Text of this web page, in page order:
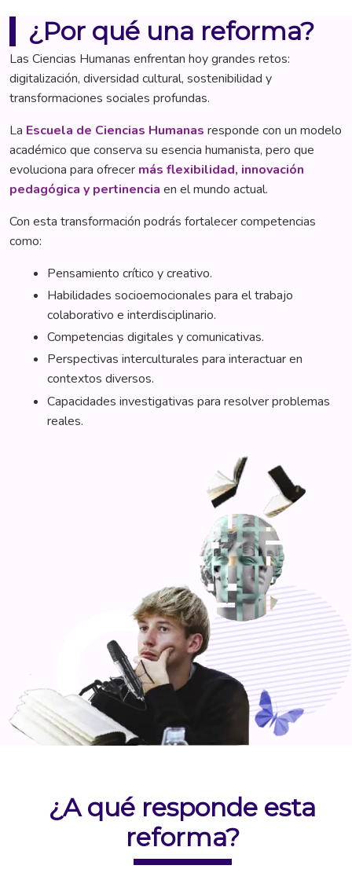
¿Por qué una reforma?
Las Ciencias Humanas enfrentan hoy grandes retos:
digitalización, diversidad cultural, sostenibilidad y
transformaciones sociales profundas.
La Escuela de Ciencias Humanas responde con un modelo
académico que conserva su esencia humanista, pero que
evoluciona para ofrecer más flexibilidad, innovación
pedagógica y pertinencia en el mundo actual.
Con esta transformación podrás fortalecer competencias
como:
Pensamiento crítico y creativo.
Habilidades socioemocionales para el trabajo
colaborativo e interdisciplinario.
Competencias digitales y comunicativas.
Perspectivas interculturales para interactuar en
contextos diversos.
Capacidades investigativas para resolver problemas
reales.
¿A qué responde esta
reforma?